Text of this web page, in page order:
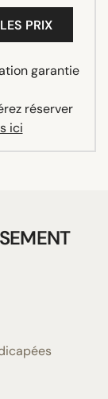
PRIX
garantie
réserver
ici